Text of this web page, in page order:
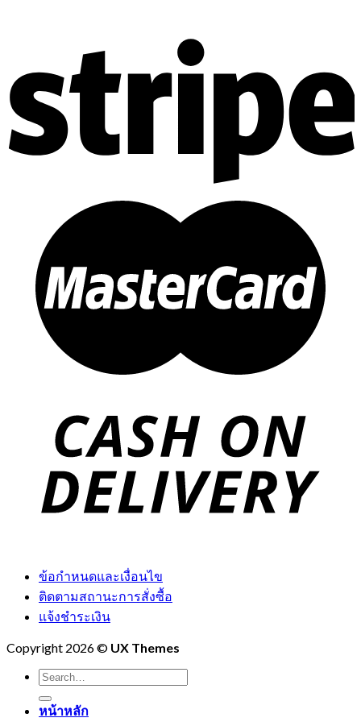
ข้อกำหนดและเงื่อนไข
ติดตามสถานะการสั่งซื้อ
แจ้งชำระเงิน
Copyright 2026 © UX Themes
Search
for:
หน้าหลัก